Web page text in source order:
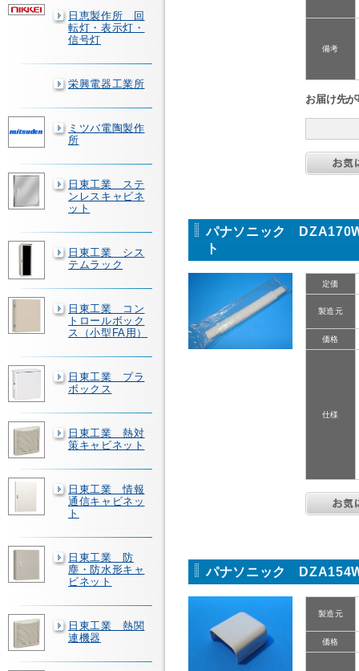
日恵製作所 回
転灯・表示灯・
信号灯
栄興電器工業所
ミツバ電陶製作
所
日東工業 ステ
ンレスキャビネ
ット
日東工業 シス
テムラック
日東工業 コン
トロールボック
ス（小型FA用）
日東工業 プラ
ボックス
日東工業 熱対
策キャビネット
日東工業 情報
通信キャビネッ
ト
日東工業 防
塵・防水形キャ
ビネット
日東工業 熱関
連機器
備考
お届け先
パナソニック
ト
定価
製造元
価格
仕様
パナソニック
製造元
価格